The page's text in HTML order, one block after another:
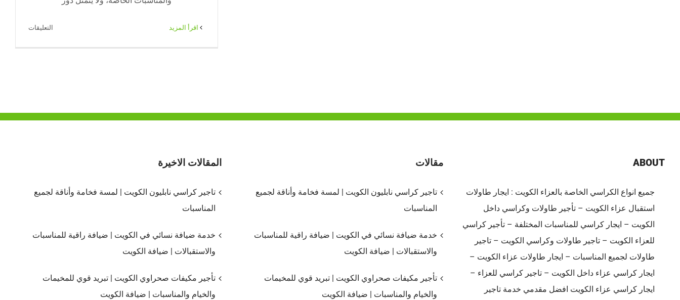
‫اقرأ المزيد التعليقات
|
ABOUT
جميع انواع الكراسي الخاصة بالعزاء الكويت : ايجار طاولات
استقبال عزاء الكويت – تأجير طاولات وكراسي داخل
الكويت – ايجار كراسي للمناسبات المختلفة – تأجير كراسي
للعزاء الكويت – تاجير طاولات وكراسي الكويت – تاجير
طاولات لجميع المناسبات – ايجار طاولات عزاء الكويت –
ايجار كراسي عزاء داخل الكويت – تاجير كراسي للعزاء –
ايجار كراسي عزاء الكويت افضل مقدمي خدمة تاجير
مقالات
تاجير كراسي نابليون الكويت | لمسة فخامة وأناقة لجميع
المناسبات
خدمة ضيافة نسائي في الكويت | ضيافة راقية للمناسبات
والاستقبالات | ضيافة الكويت
تأجير مكيفات صحراوي الكويت | تبريد قوي للمخيمات
والخيام والمناسبات | ضيافة الكويت
المقالات الاخيرة
تاجير كراسي نابليون الكويت | لمسة فخامة وأناقة لجميع
المناسبات
خدمة ضيافة نسائي في الكويت | ضيافة راقية للمناسبات
والاستقبالات | ضيافة الكويت
تأجير مكيفات صحراوي الكويت | تبريد قوي للمخيمات
والخيام والمناسبات | ضيافة الكويت